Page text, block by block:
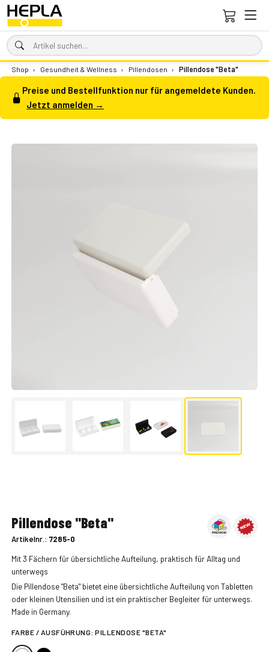
Shop › Gesundheit & Wellness › Pillendosen › Pillendose "Beta"
Preise und Bestellfunktion nur für angemeldete Kunden.
Jetzt anmelden →
Pillendose "Beta"
Artikelnr.: 7285-0
Mit 3 Fächern für übersichtliche Aufteilung, praktisch für Alltag und
unterwegs
Die Pillendose "Beta" bietet eine übersichtliche Aufteilung von Tabletten
oder kleinen Utensilien und ist ein praktischer Begleiter für unterwegs.
Made in Germany.
FARBE / AUSFÜHRUNG:PILLENDOSE "BETA"